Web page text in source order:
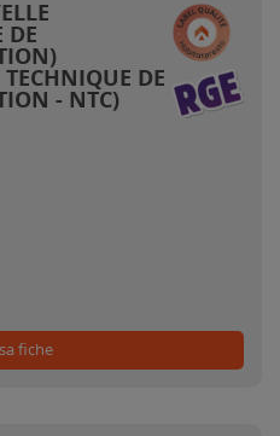
DE
DE
- NTC)
fiche